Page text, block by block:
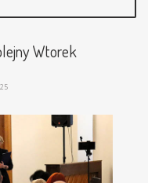
Wtorek